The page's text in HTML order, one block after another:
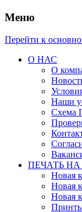
Меню
Перейти к
О НАС
О
Наши
Схема
ПЕЧАТЬ
Новая
Новая
Новая